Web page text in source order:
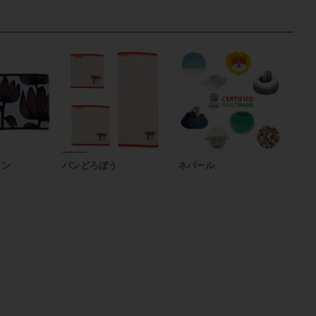
パンどろぼう ネパール